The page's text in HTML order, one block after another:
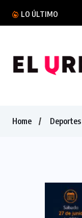
LO ÚLTIMO
Home Deportes